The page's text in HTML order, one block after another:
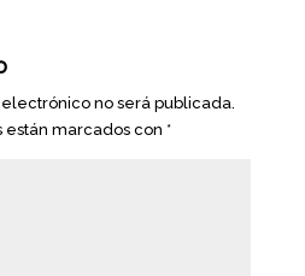
no será publicada.
están marcados con *